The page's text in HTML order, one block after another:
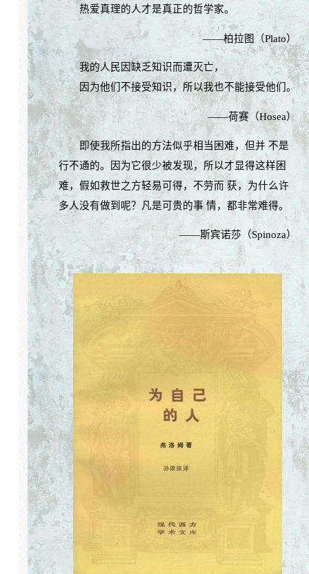
热爱真理的人才是真正的哲学家。
——柏拉图（Plato）
我的人民因缺乏知识而遭灭亡，
因为他们不接受知识，所以我也不能接受他们。
——荷赛（Hosea）
即使我所指出的方法似乎相当困难，但并 不是
行不通的。因为它很少被发现，所以才显得这样困
难，假如救世之方轻易可得，不劳而 获，为什么许
多人没有做到呢？凡是可贵的事 情，都非常难得。
——斯宾诺莎（Spinoza）